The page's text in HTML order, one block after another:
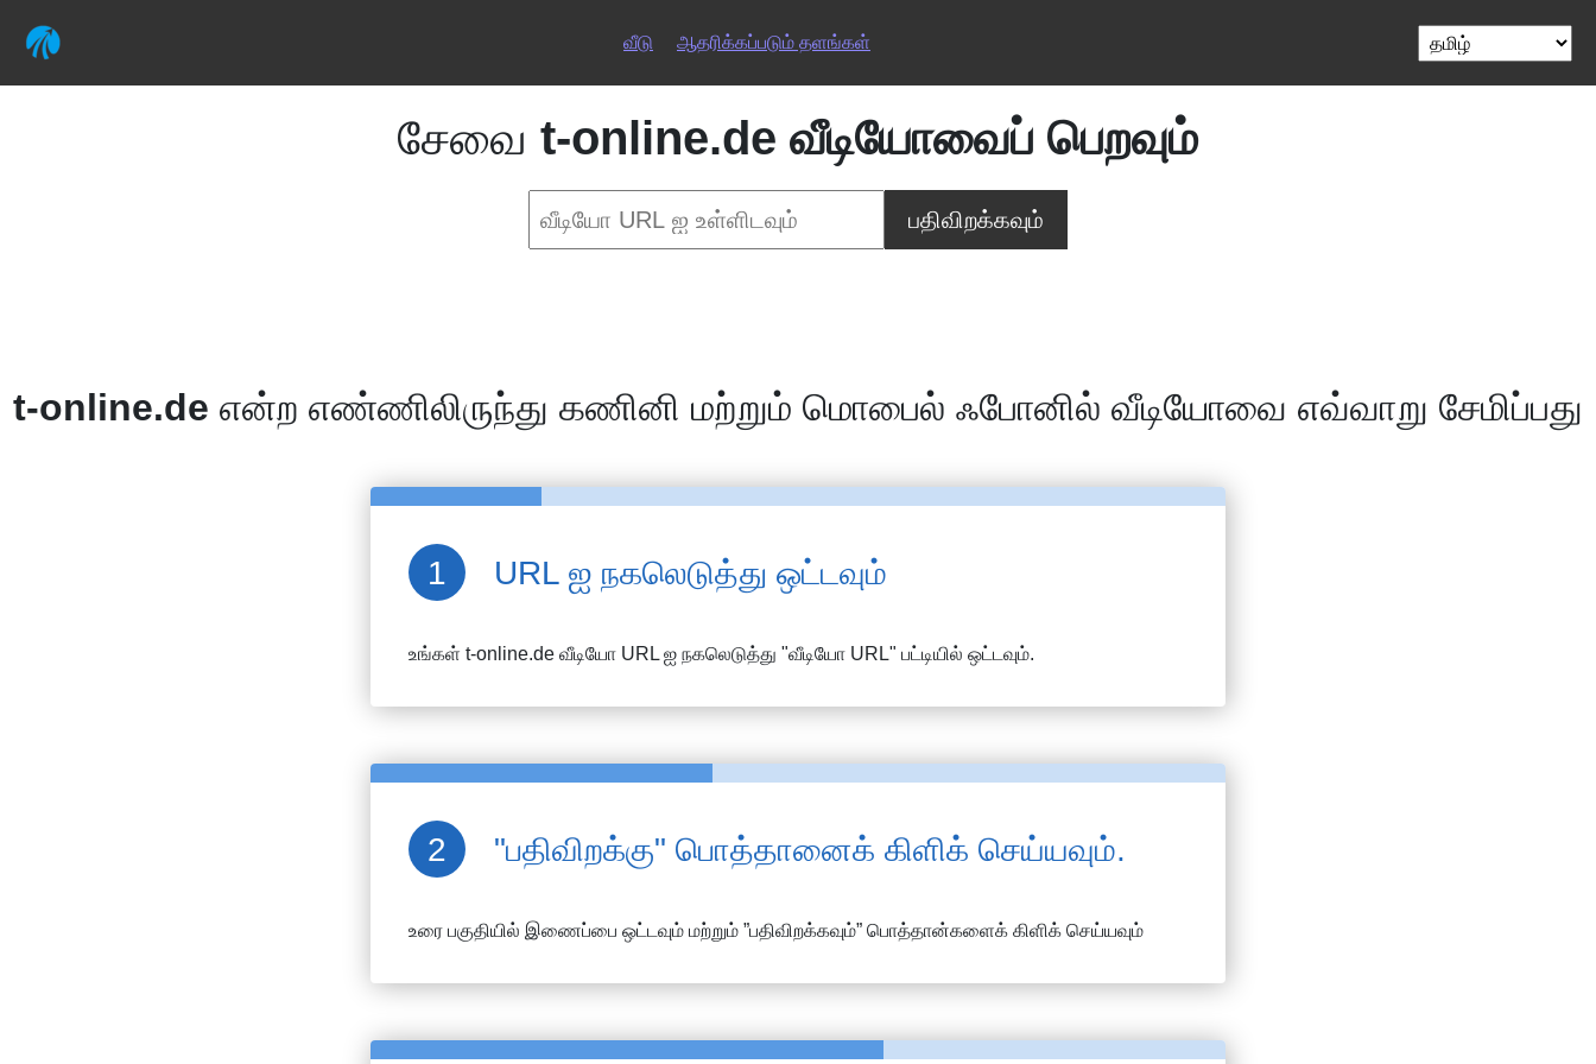
வீடு ஆதரிக்கப்படும் தளங்கள்
சேவை t-online.de வீடியோவைப் பெறவும்
பதிவிறக்கவும்
t-online.de என்ற எண்ணிலிருந்து கணினி மற்றும் மொபைல் ஃபோனில் வீடியோவை எவ்வாறு சேமிப்பது
URL ஐ நகலெடுத்து ஒட்டவும்
உங்கள் t-online.de வீடியோ URL ஐ நகலெடுத்து "வீடியோ URL" பட்டியில் ஒட்டவும்.
"பதிவிறக்கு" பொத்தானைக் கிளிக் செய்யவும்.
உரை பகுதியில் இணைப்பை ஒட்டவும் மற்றும் ”பதிவிறக்கவும்” பொத்தான்களைக் கிளிக் செய்யவும்